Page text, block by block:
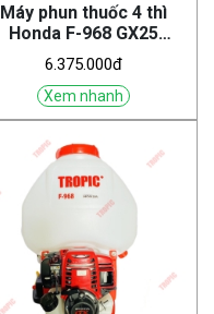
Máy phun thuốc 4 thì
Honda F-968 GX25
(Tropic)
6.375.000đ
Xem nhanh